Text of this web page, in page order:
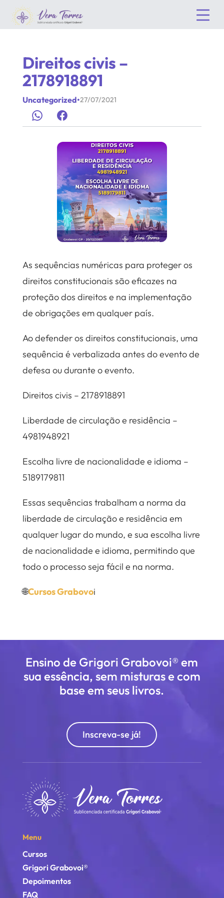
Direitos civis –
2178918891
Uncategorized•27/07/2021
As sequências numéricas para proteger os
direitos constitucionais são eficazes na
proteção dos direitos e na implementação
de obrigações em qualquer país.
Ao defender os direitos constitucionais, uma
sequência é verbalizada antes do evento de
defesa ou durante o evento.
Direitos civis – 2178918891
Liberdade de circulação e residência –
4981948921
Escolha livre de nacionalidade e idioma –
5189179811
Essas sequências trabalham a norma da
liberdade de circulação e residência em
qualquer lugar do mundo, e sua escolha livre
de nacionalidade e idioma, permitindo que
todo o processo seja fácil e na norma.
🌐Cursos Grabovoi
Ensino de Grigori Grabovoi® em
sua essência, sem misturas e com
base em seus livros.
Inscreva-se já!
Menu
Cursos
Grigori Grabovoi®
Depoimentos
FAQ